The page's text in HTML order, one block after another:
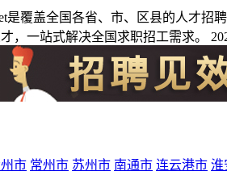
是覆盖全国各省、市、区县的人才
，一站式解决全国求职招工需求。
市 常州市 苏州市 南通市 连云港市 淮